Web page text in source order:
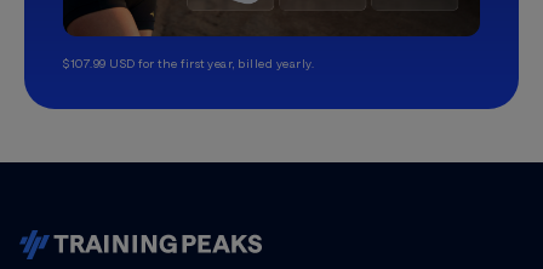
$107.99 USD for the first year, billed yearly.